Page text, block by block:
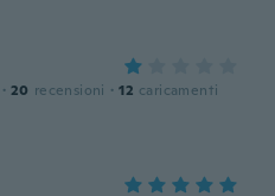
· 20 recensioni · 12 caricamenti